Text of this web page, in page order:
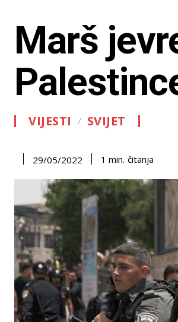
Marš
VIJESTI SVIJET
29/05/2022 1 min. čitanja